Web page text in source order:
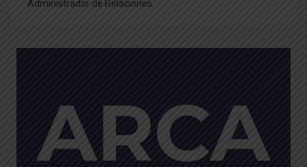
Administrador de Relaciones.